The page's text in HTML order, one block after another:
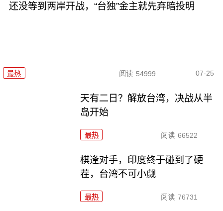
还没等到两岸开战，“台独”金主就先弃暗投明
最热 阅读 54999 07-25
天有二日？解放台湾，决战从半
岛开始
最热 阅读 66522
棋逢对手，印度终于碰到了硬
茬，台湾不可小觑
最热 阅读 76731